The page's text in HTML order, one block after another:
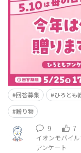
鮮やかなカーネー
て、なんだか優し
の気持ちと一緒に
は、贈る側にとっ
回答募集 ひろとも
贈り物
9 7
イオンモバイ
アンケート